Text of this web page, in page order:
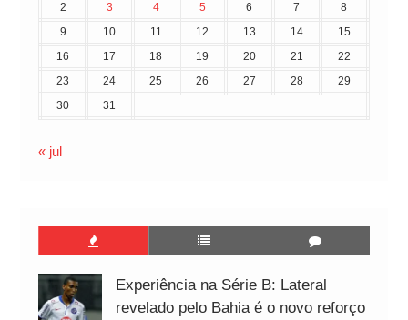
2
3 4 5 6 7
8
9
10 11 12 13 14
15
16
17 18 19 20 21
22
23
24 25 26 27 28
29
30
31
« jul
Experiência na Série B: Lateral
revelado pelo Bahia é o novo reforço